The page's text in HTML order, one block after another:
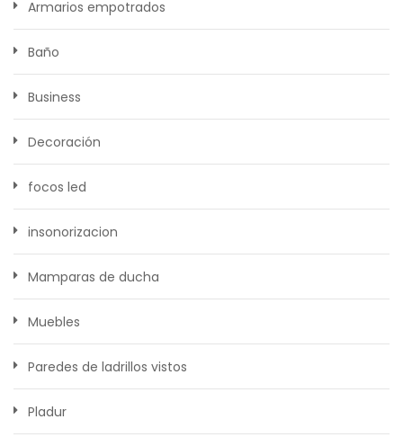
Armarios empotrados
Baño
Business
Decoración
focos led
insonorizacion
Mamparas de ducha
Muebles
Paredes de ladrillos vistos
Pladur